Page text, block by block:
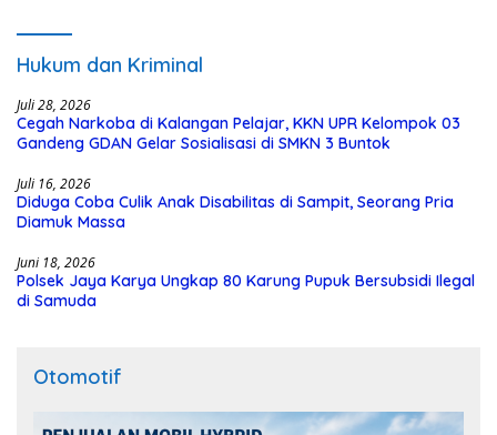
Hukum dan Kriminal
Juli 28, 2026
Cegah Narkoba di Kalangan Pelajar, KKN UPR Kelompok 03
Gandeng GDAN Gelar Sosialisasi di SMKN 3 Buntok
Juli 16, 2026
Diduga Coba Culik Anak Disabilitas di Sampit, Seorang Pria
Diamuk Massa
Juni 18, 2026
Polsek Jaya Karya Ungkap 80 Karung Pupuk Bersubsidi Ilegal
di Samuda
Otomotif